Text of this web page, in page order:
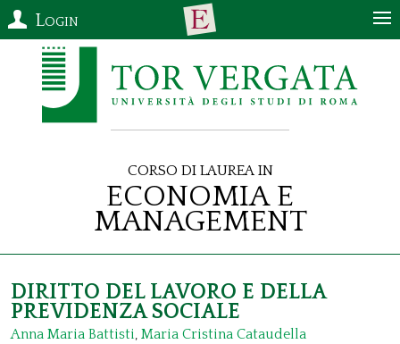
Login
Corso di Laurea in
Economia e
Management
DIRITTO DEL LAVORO E DELLA
PREVIDENZA SOCIALE
Anna Maria Battisti, Maria Cristina Cataudella